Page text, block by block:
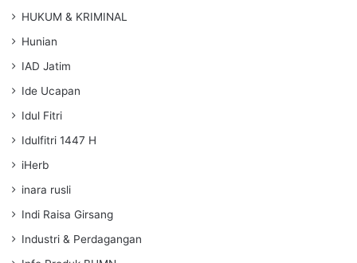
HUKUM & KRIMINAL
Hunian
IAD Jatim
Ide Ucapan
Idul Fitri
Idulfitri 1447 H
iHerb
inara rusli
Indi Raisa Girsang
Industri & Perdagangan